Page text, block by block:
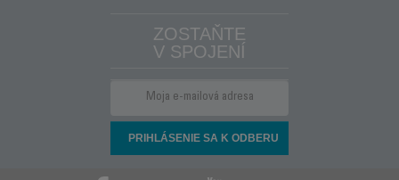
ZOSTAŇTE
V SPOJENÍ